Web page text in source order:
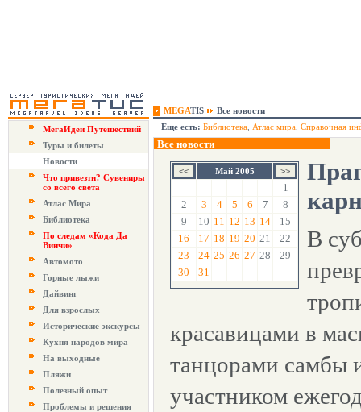
MEGATIS
Все новости
МегаИдеи Путешествий
Туры и билеты
Новости
Что привезти? Сувениры
со всего света
Атлас Мира
Библиотека
По следам «Кода Да
Винчи»
Автомото
Горные лыжи
Дайвинг
Для взрослых
Исторические экскурсы
Кухня народов мира
На выходные
Пляжи
Полезный опыт
Проблемы и решения
Еще есть: Библиотека Атлас мира Справочная
Все новости
Май 2005
1
2
3 4 5 6 7
8
9
10 11 12 13 14
15
16
17 18 19 20 21
22
23
24 25 26 27 28
29
30
31
В
красавицами в
танцорами самбы
участником